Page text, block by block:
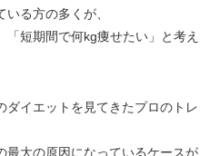
る方の多くが、
「短期間で何kg痩せたい」と考え
ダイエットを見てきたプロのトレ
最大の原因になっているケースが